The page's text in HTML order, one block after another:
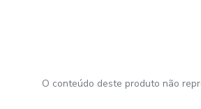
O conteúdo deste produto não